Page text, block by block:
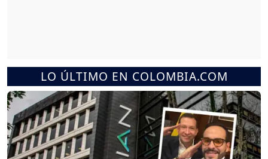
LO ÚLTIMO EN COLOMBIA.COM